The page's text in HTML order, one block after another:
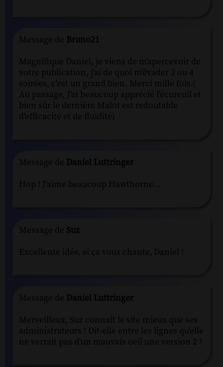
Message de Bruno21
Magnifique Daniel, je viens de m'apercevoir de
votre publication, j'ai de quoi m'évader 3 ou 4
soirées, c'est un grand bien. Merci mille fois.(
Au passage, J'ai beaucoup apprécié l'écureuil et
bien sûr le dernière Malot est redoutable
d'efficacité et de fluidité)
Message de Daniel Luttringer
Hop ! J'aime beaucoup Hawthorne...
Message de Suz
Excellente idée, si ça vous chante, Daniel !
Message de Daniel Luttringer
Merveilleux, Suz connaît le site mieux que ses
administrateurs ! Dit-elle entre les lignes qu'elle
ne verrait pas d'un mauvais oeil une version 2 ?